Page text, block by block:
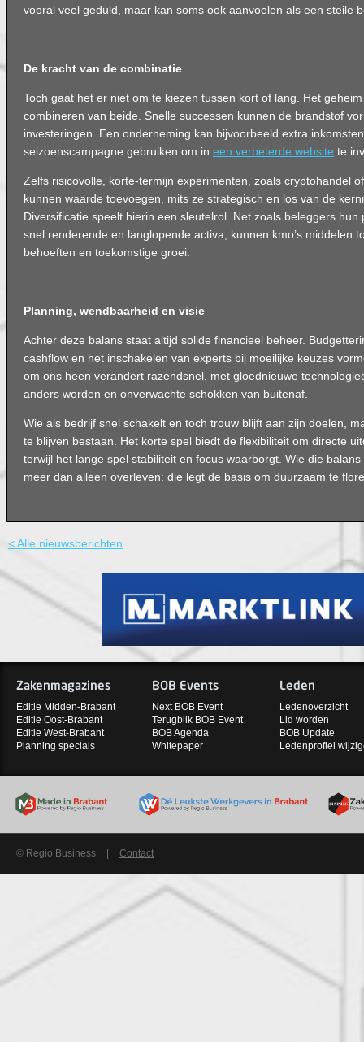
vooral veel geduld, maar kan soms ook aanvoelen als een steile
De kracht van de combinatie
Toch gaat het er niet om te kiezen tussen kort of lang. Het
combineren van beide. Snelle successen kunnen de brandstof
investeringen. Een onderneming kan bijvoorbeeld extra
seizoenscampagne gebruiken om in een verbeterde website te
Zelfs risicovolle, korte-termijn experimenten, zoals cryptohandel
kunnen waarde toevoegen, mits ze strategisch en los van de
Diversificatie speelt hierin een sleutelrol. Net zoals beleggers hun
snel renderende en langlopende activa, kunnen kmo’s middelen
behoeften en toekomstige groei.
Planning, wendbaarheid en visie
Achter deze balans staat altijd solide financieel beheer.
cashflow en het inschakelen van experts bij moeilijke keuzes
om ons heen verandert razendsnel, met gloednieuwe
anders worden en onverwachte schokken van buitenaf.
Wie als bedrijf snel schakelt en toch trouw blijft aan zijn doelen,
te blijven bestaan. Het korte spel biedt de flexibiliteit om directe
terwijl het lange spel stabiliteit en focus waarborgt. Wie die
meer dan alleen overleven: die legt de basis om duurzaam te
< Alle nieuwsberichten
Zakenmagazines
Editie Midden-Brabant
Editie Oost-Brabant
Editie West-Brabant
Planning specials
BOB Events
Next BOB Event
Terugblik BOB Event
BOB Agenda
Whitepaper
Leden
Ledenoverzicht
Lid worden
BOB Update
Ledenprofiel
© Regio Business Contact